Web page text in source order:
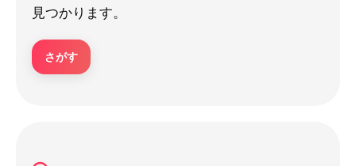
見つかります。
さがす